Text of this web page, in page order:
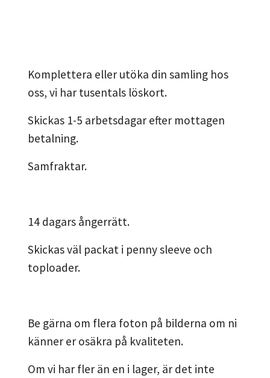
Komplettera eller utöka din samling hos
oss, vi har tusentals löskort.
Skickas 1-5 arbetsdagar efter mottagen
betalning.
Samfraktar.
14 dagars ångerrätt.
Skickas väl packat i penny sleeve och
toploader.
Be gärna om flera foton på bilderna om ni
känner er osäkra på kvaliteten.
Om vi har fler än en i lager, är det inte